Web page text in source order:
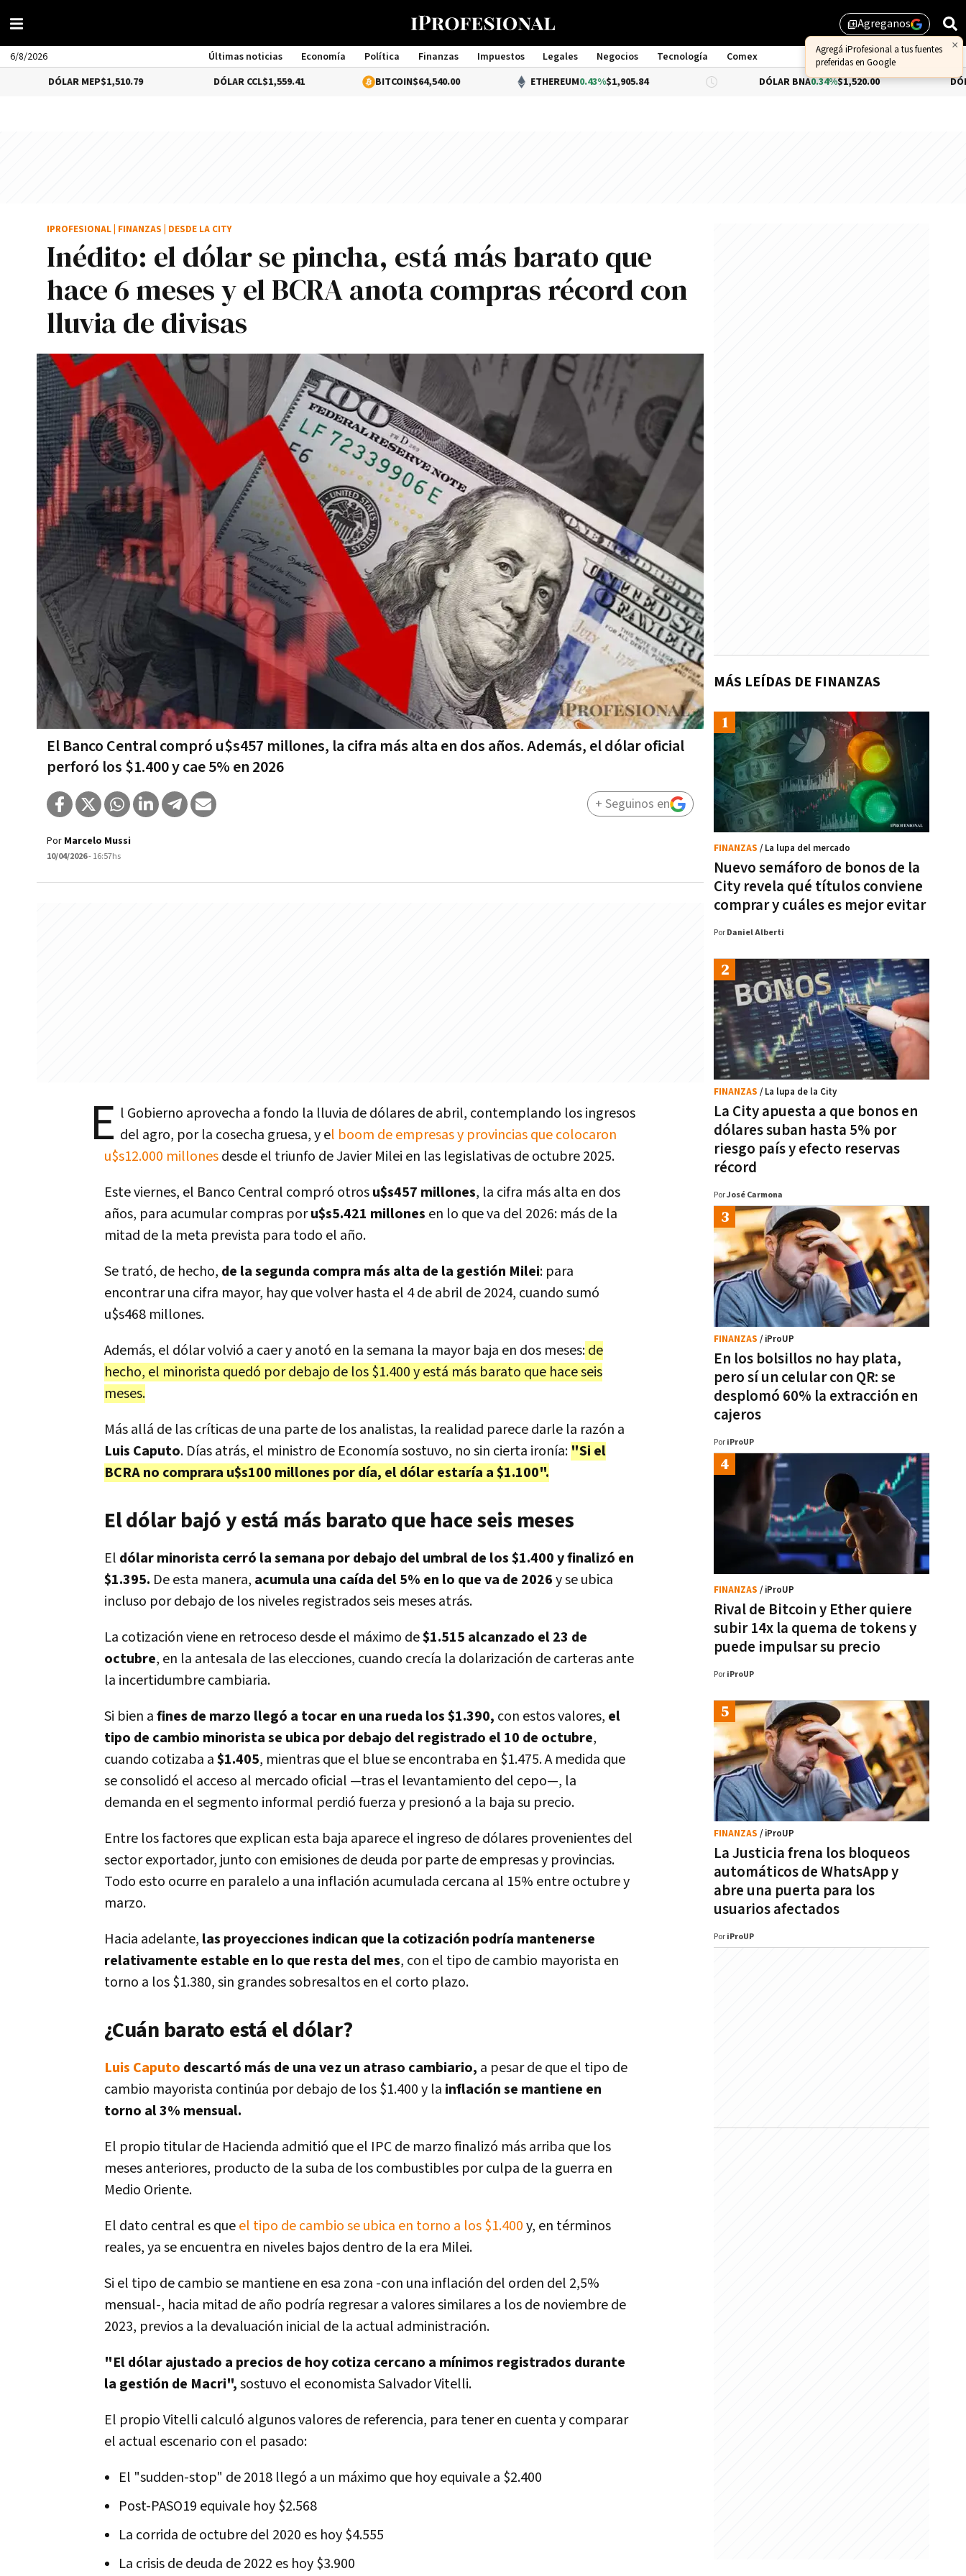
library_addAgreganos
×
Agregá iProfesional a tus fuentes
preferidas en Google
6/8/2026 Últimas noticias Economía Política Finanzas Impuestos Legales Negocios Tecnología
Comex
Management
MEP$1,510.79 $1,559.41 $64,540.00 ETHEREUM 0.43%$1,905.84 DÓLAR BNA0.34%$1,520.00 DÓLAR BLUE
Inédito: el dólar se pincha, está más barato que
hace 6 meses y el BCRA anota compras récord con
lluvia de divisas
El Banco Central compró u$s457 millones, la cifra más alta en dos años. Además, el dólar oficial
perforó los $1.400 y cae 5% en 2026
IPROFESIONAL FINANZAS DESDE LA CITY
Por Marcelo Mussi
10/04/2026- 16:57hs
+ Seguinos en
E l Gobierno aprovecha a fondo la lluvia de dólares de abril, contemplando los ingresos
del agro, por la cosecha gruesa, y el boom de empresas y provincias que colocaron
u$s12.000 millonesdesde el triunfo de Javier Milei en las legislativas de octubre 2025.
Este viernes, el Banco Central compró otrosu$s457 millones, la cifra más alta en dos
años, para acumular compras poru$s5.421 millones en lo que va del 2026: más de la
mitad de la meta prevista para todo el año.
Se trató, de hecho, de la segunda compra más alta de la gestión Milei: para
encontrar una cifra mayor, hay que volver hasta el 4 de abril de 2024, cuando sumó
u$s468 millones.
Además, el dólar volvió a caer y anotó en la semana la mayor baja en dos meses:de
hecho, el minorista quedó por debajo de los $1.400 y está más barato que hace seis
meses.
Más allá de las críticas de una parte de los analistas, la realidad parece darle la razón a
Luis Caputo. Días atrás, el ministro de Economía sostuvo, no sin cierta ironía: "Si el
BCRA no comprara u$s100 millones por día, el dólar estaría a $1.100".
El dólar bajó y está más barato que hace seis meses
El dólar minorista cerró la semana por debajo del umbral de los $1.400 y finalizó en
$1.395. De esta manera, acumula una caída del 5% en lo que va de 2026y se ubica
incluso por debajo de los niveles registrados seis meses atrás.
La cotización viene en retroceso desde el máximo de$1.515 alcanzado el 23 de
octubre, en la antesala de las elecciones, cuando crecía la dolarización de carteras ante
la incertidumbre cambiaria.
Si bien afines de marzo llegó a tocar en una rueda los $1.390, con estos valores, el
tipo de cambio minorista se ubica por debajo del registrado el 10 de octubre,
cuando cotizaba a$1.405, mientras que el blue se encontraba en $1.475. A medida que
se consolidó el acceso al mercado oficial —tras el levantamiento del cepo—, la
demanda en el segmento informal perdió fuerza y presionó a la baja su precio.
Entre los factores que explican esta baja aparece el ingreso de dólares provenientes del
sector exportador, junto con emisiones de deuda por parte de empresas y provincias.
Todo esto ocurre en paralelo a una inflación acumulada cercana al 15% entre octubre y
marzo.
Hacia adelante, las proyecciones indican que la cotización podría mantenerse
relativamente estable en lo que resta del mes, con el tipo de cambio mayorista en
torno a los $1.380, sin grandes sobresaltos en el corto plazo.
¿Cuán barato está el dólar?
Luis Caputo descartó más de una vez un atraso cambiario, a pesar de que el tipo de
cambio mayorista continúa por debajo de los $1.400 y la inflación se mantiene en
torno al 3% mensual.
El propio titular de Hacienda admitió que el IPC de marzo finalizó más arriba que los
meses anteriores, producto de la suba de los combustibles por culpa de la guerra en
Medio Oriente.
El dato central es queel tipo de cambio se ubica en torno a los $1.400y, en términos
reales, ya se encuentra en niveles bajos dentro de la era Milei.
Si el tipo de cambio se mantiene en esa zona -con una inflación del orden del 2,5%
mensual-, hacia mitad de año podría regresar a valores similares a los de noviembre de
2023, previos a la devaluación inicial de la actual administración.
"El dólar ajustado a precios de hoy cotiza cercano a mínimos registrados durante
la gestión de Macri",sostuvo el economista Salvador Vitelli.
El propio Vitelli calculó algunos valores de referencia, para tener en cuenta y comparar
el actual escenario con el pasado:
El "sudden-stop" de 2018 llegó a un máximo que hoy equivale a $2.400
Post-PASO19 equivale hoy $2.568
La corrida de octubre del 2020 es hoy $4.555
La crisis de deuda de 2022 es hoy $3.900
MÁS LEÍDAS DE FINANZAS
Nuevo semáforo de bonos de la
City revela qué títulos conviene
comprar y cuáles es mejor evitar
FINANZAS / La lupa del mercado
Por Daniel Alberti
La City apuesta a que bonos en
dólares suban hasta 5% por
riesgo país y efecto reservas
récord
FINANZAS / La lupa de la City
PorJosé Carmona
En los bolsillos no hay plata,
pero sí un celular con QR: se
desplomó 60% la extracción en
cajeros
FINANZAS / iProUP
Por iProUP
Rival de Bitcoin y Ether quiere
subir 14x la quema de tokens y
puede impulsar su precio
FINANZAS / iProUP
Por iProUP
La Justicia frena los bloqueos
automáticos de WhatsApp y
abre una puerta para los
usuarios afectados
FINANZAS / iProUP
Por iProUP